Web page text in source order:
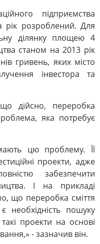
підприємства
рік розроблений. Для
ділянку площею 4
станом на 2013 рік
гривень, яких місто
інвестора та
дійсно, переробка
яка потребує
цю проблему. Її
проекти, адже
забезпечити
І на прикладі
що переробка сміття
необхідність пошуку
проекти на основі
- зазначив він.